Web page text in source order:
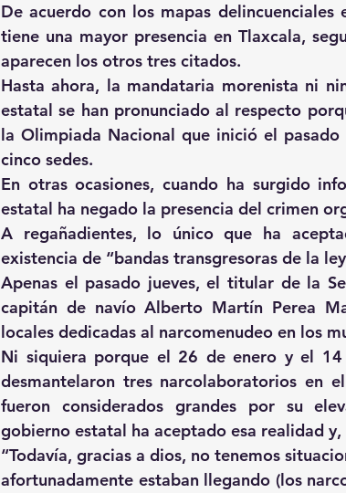
De acuerdo con los mapas
tiene una mayor presencia en Tlaxcala,
aparecen los otros tres citados.
Hasta ahora, la mandataria morenista ni
estatal se han pronunciado al respecto
la Olimpiada Nacional que inició el
cinco sedes.
En otras ocasiones, cuando ha surgido
estatal ha negado la presencia del crimen
A regañadientes, lo único que ha
existencia de “bandas transgresoras de la
Apenas el pasado jueves, el titular de la
capitán de navío Alberto Martín Perea
locales dedicadas al narcomenudeo en los
Ni siquiera porque el 26 de enero y el
desmantelaron tres narcolaboratorios en
fueron considerados grandes por su
gobierno estatal ha aceptado esa realidad
“Todavía, gracias a dios, no tenemos
afortunadamente estaban llegando (los